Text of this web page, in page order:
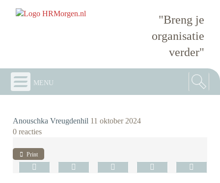
"Breng je
organisatie
verder"
menu
Anouschka Vreugdenhil 11 oktober 2024
0 reacties
Print